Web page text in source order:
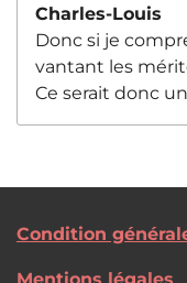
Charles-Louis
Donc si je
vantant les
Ce serait donc
Condition
Mentions légales